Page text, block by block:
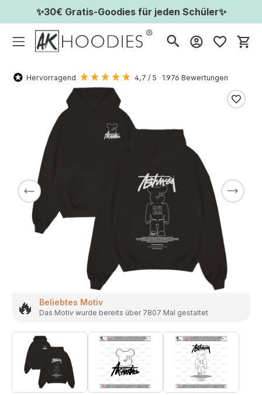
✨30€ Gratis-Goodies für jeden Schüler✨
Hervorragend 4,7 / 5 1.976 Bewertungen
🔥 Beliebtes Motiv
Das Motiv wurde bereits über 7807 Mal gestaltet